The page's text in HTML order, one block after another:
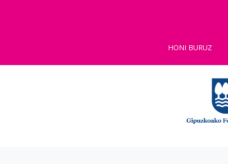
HONI BURUZ